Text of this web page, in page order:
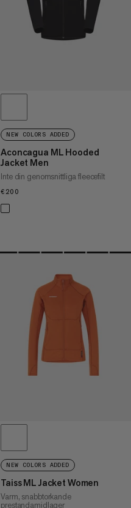
VAD ÄR NYTT
BETYG
NEW COLORS ADDED
Aconcagua ML Hooded
Jacket Men
Inte din genomsnittliga fleecefilt
€200
NEW COLORS ADDED
Taiss ML Jacket Women
Varm, snabbtorkande
prestandamidlager